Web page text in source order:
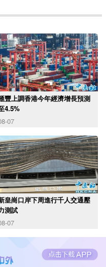
豐上調香港今年經濟增長預測
4.5%
07
皇崗口岸下周進行千人交通壓
測試
07